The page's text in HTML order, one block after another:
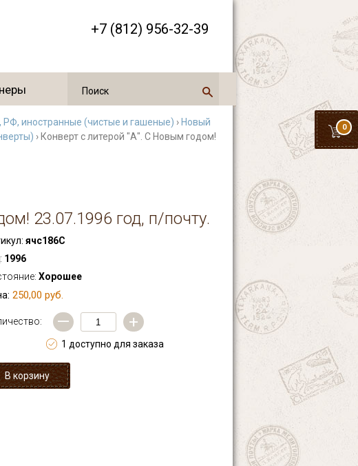
+7 (812) 956-32-39
0
иностранные (чистые и гашеные) › Новый
› Конверт с литерой "А". С Новым годом!
23.07.1996 год, п/почту.
ячс186С
1996
Хорошее
250,00 руб.
— +
1 доступно для заказа